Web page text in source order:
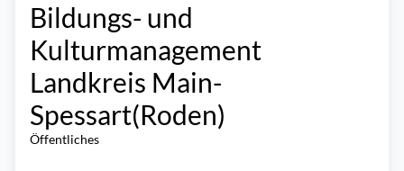
Bildungs- und
Kulturmanagement
Landkreis Main-
Spessart(Roden)
Öffentliches